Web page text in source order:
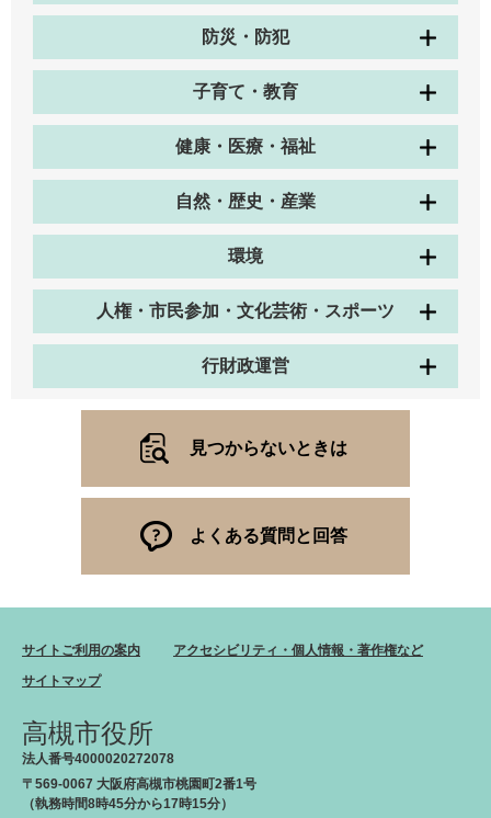
防災・防犯
子育て・教育
健康・医療・福祉
自然・歴史・産業
環境
人権・市民参加・文化芸術・スポーツ
行財政運営
見つからないときは
よくある質問と回答
サイトご利用の案内
アクセシビリティ・個人情報・著作権など
サイトマップ
高槻市役所
法人番号4000020272078
〒569-0067 大阪府高槻市桃園町2番1号
（執務時間8時45分から17時15分）